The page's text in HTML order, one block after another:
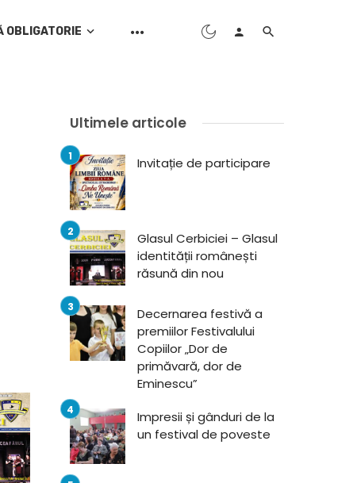
OBLIGATORIE
Ultimele articole
Invitație de participare
Glasul Cerbiciei – Glasul
identității românești
răsună din nou
Decernarea festivă a
premiilor Festivalului
Copiilor „Dor de
primăvară, dor de
Eminescu”
Impresii și gânduri de la
un festival de poveste